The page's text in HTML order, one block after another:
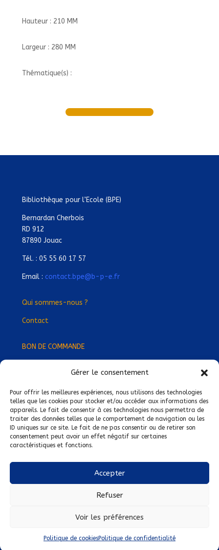
Gérer le consentement
Pour offrir les meilleures expériences, nous utilisons des technologies
telles que les cookies pour stocker et/ou accéder aux informations des
appareils. Le fait de consentir à ces technologies nous permettra de
traiter des données telles que le comportement de navigation ou les
ID uniques sur ce site. Le fait de ne pas consentir ou de retirer son
consentement peut avoir un effet négatif sur certaines
caractéristiques et fonctions.
Accepter
Refuser
Voir les préférences
Politique de cookiesPolitique de confidentialité
Hauteur : 210 MM
Largeur : 280 MM
Thématique(s) :
Bibliothèque pour l’Ecole (BPE)
Bernardan Cherbois
RD 912
87890 Jouac
Tél. : 05 55 60 17 57
Email : contact.bpe@b-p-e.fr
Qui sommes-nous ?
Contact
BON DE COMMANDE
Devenez Délégué·e Régional·e !
Trouvez-nous près de chez vous !
Mentions légales
Conditions générales de vente
Politique de confidentialité